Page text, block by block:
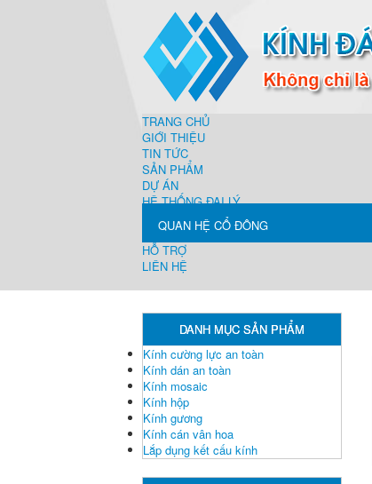
TRANG CHỦ
GIỚI THIỆU
TIN TỨC
SẢN PHẨM
DỰ ÁN
HỆ THỐNG ĐẠI LÝ
QUAN HỆ CỔ ĐÔNG
HỖ TRỢ
LIÊN HỆ
DANH MỤC SẢN PHẨM
Kính cường lực an toàn
Kính dán an toàn
Kính mosaic
Kính hộp
Kính gương
Kính cán vân hoa
Lắp dụng kết cấu kính